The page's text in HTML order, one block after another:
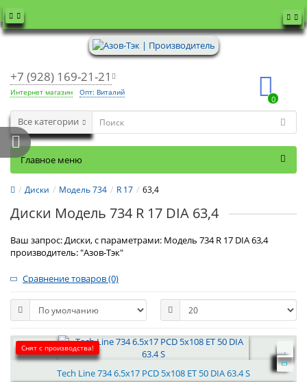
+7 (928) 169-21-21
Интернет магазин Опт: Виталий
0
Все категории
Главное меню
Диски Модель 734 R 17 63,4
Диски Модель 734 R 17 DIA 63,4
Ваш запрос: Диски, с параметрами: Модель 734 R 17 DIA 63,4
производитель: "Азов-Тэк"
Сравнение товаров (0)
Снят с производства!
Tech Line 734 6.5x17 PCD 5x108 ET 50 DIA 63.4 S